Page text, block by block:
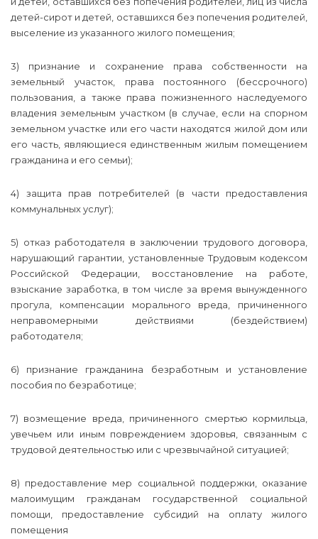
детей-сирот и детей, оставшихся без попечения родителей,
выселение из указанного жилого помещения;
3) признание и сохранение права собственности на
земельный участок, права постоянного (бессрочного)
пользования, а также права пожизненного наследуемого
владения земельным участком (в случае, если на спорном
земельном участке или его части находятся жилой дом или
его часть, являющиеся единственным жилым помещением
гражданина и его семьи);
4) защита прав потребителей (в части предоставления
коммунальных услуг);
5) отказ работодателя в заключении трудового договора,
нарушающий гарантии, установленные Трудовым кодексом
Российской Федерации, восстановление на работе,
взыскание заработка, в том числе за время вынужденного
прогула, компенсации морального вреда, причиненного
неправомерными действиями (бездействием)
работодателя;
6) признание гражданина безработным и установление
пособия по безработице;
7) возмещение вреда, причиненного смертью кормильца,
увечьем или иным повреждением здоровья, связанным с
трудовой деятельностью или с чрезвычайной ситуацией;
8) предоставление мер социальной поддержки, оказание
малоимущим гражданам государственной социальной
помощи, предоставление субсидий на оплату жилого
помещения